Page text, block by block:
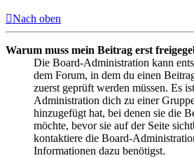
Nach oben
Warum muss mein Beitrag erst
Die Board-Administration kann
dem Forum, in dem du einen
zuerst geprüft werden müssen. Es
Administration dich zu einer
hinzugefügt hat, bei denen sie die
möchte, bevor sie auf der Seite
kontaktiere die Board-
Informationen dazu benötigst.